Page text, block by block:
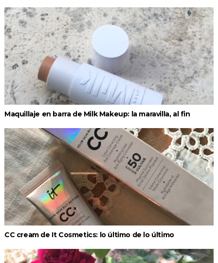
Maquillaje en barra de Milk Makeup: la maravilla, al fin
CC cream de It Cosmetics: lo último de lo último